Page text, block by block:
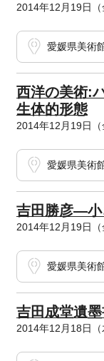
2014年12月19日（
愛媛県美術
西洋の美術:
生体的形態
2014年12月19日（
愛媛県美術
吉田勝彦―小
2014年12月19日（
愛媛県美術
吉田成堂遺
2014年12月18日（